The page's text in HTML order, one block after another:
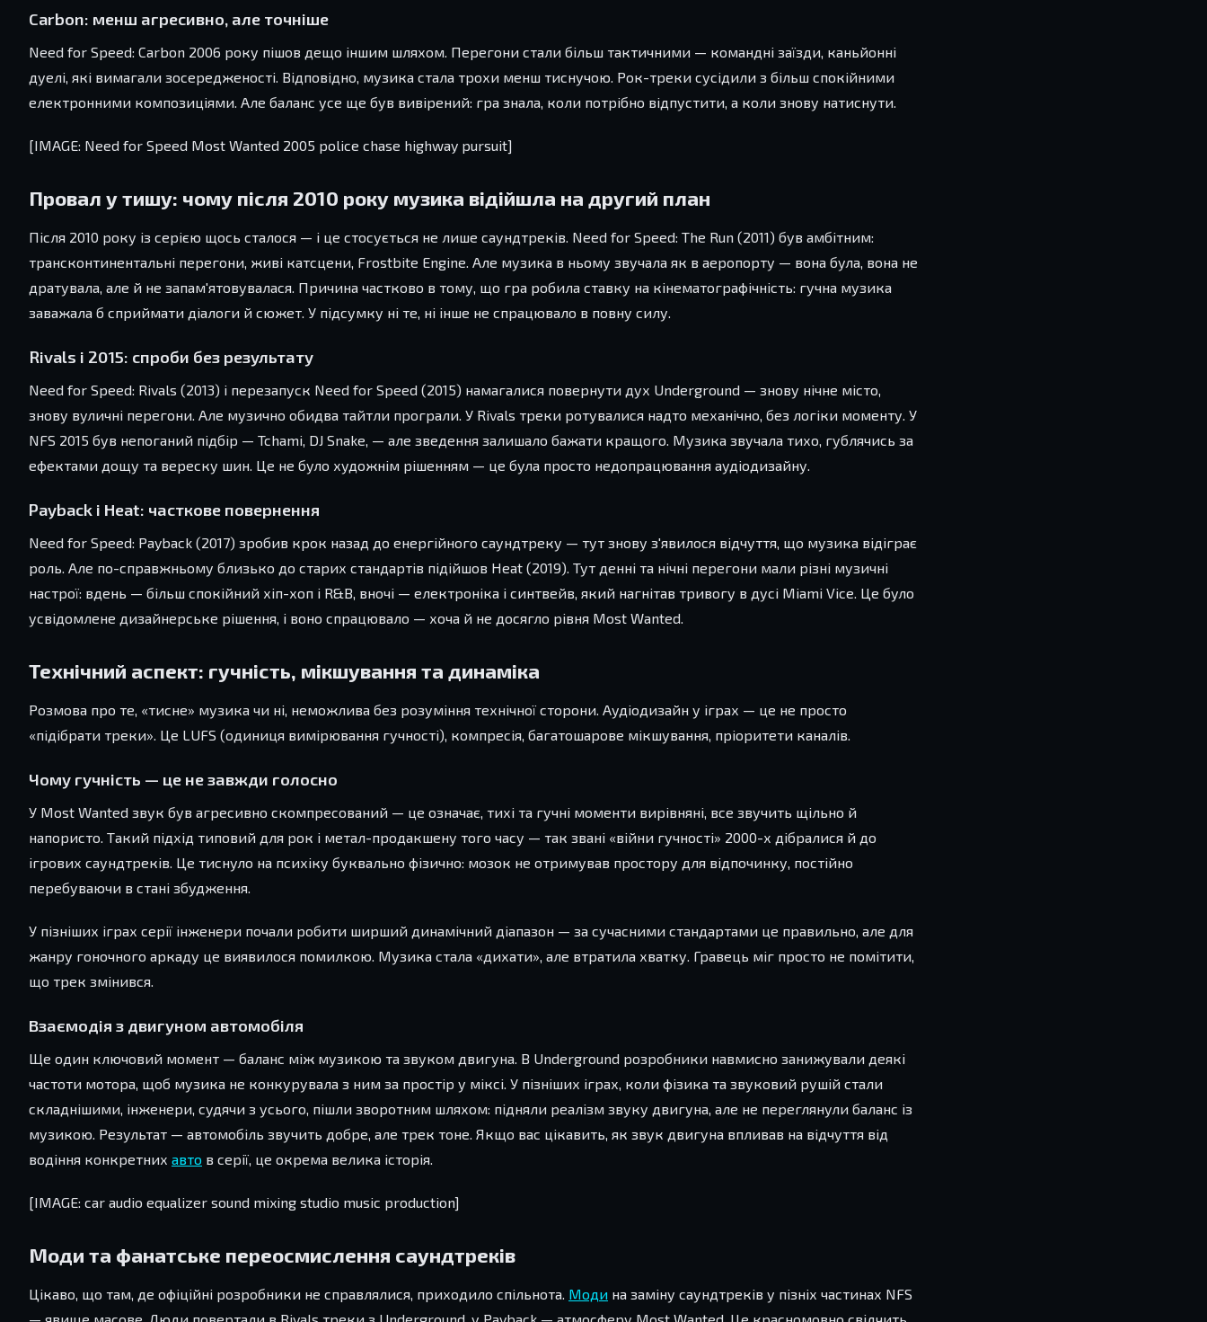
Carbon: менш агресивно, але точніше
Need for Speed: Carbon 2006 року пішов дещо іншим шляхом. Перегони стали більш тактичними — командні заїзди, каньйонні
дуелі, які вимагали зосередженості. Відповідно, музика стала трохи менш тиснучою. Рок-треки сусідили з більш спокійними
електронними композиціями. Але баланс усе ще був вивірений: гра знала, коли потрібно відпустити, а коли знову натиснути.
[IMAGE: Need for Speed Most Wanted 2005 police chase highway pursuit]
Провал у тишу: чому після 2010 року музика відійшла на другий план
Після 2010 року із серією щось сталося — і це стосується не лише саундтреків. Need for Speed: The Run (2011) був амбітним:
трансконтинентальні перегони, живі катсцени, Frostbite Engine. Але музика в ньому звучала як в аеропорту — вона була, вона не
дратувала, але й не запам'ятовувалася. Причина частково в тому, що гра робила ставку на кінематографічність: гучна музика
заважала б сприймати діалоги й сюжет. У підсумку ні те, ні інше не спрацювало в повну силу.
Rivals і 2015: спроби без результату
Need for Speed: Rivals (2013) і перезапуск Need for Speed (2015) намагалися повернути дух Underground — знову нічне місто,
знову вуличні перегони. Але музично обидва тайтли програли. У Rivals треки ротувалися надто механічно, без логіки моменту. У
NFS 2015 був непоганий підбір — Tchami, DJ Snake, — але зведення залишало бажати кращого. Музика звучала тихо, гублячись за
ефектами дощу та вереску шин. Це не було художнім рішенням — це була просто недопрацювання аудіодизайну.
Payback і Heat: часткове повернення
Need for Speed: Payback (2017) зробив крок назад до енергійного саундтреку — тут знову з'явилося відчуття, що музика відіграє
роль. Але по-справжньому близько до старих стандартів підійшов Heat (2019). Тут денні та нічні перегони мали різні музичні
настрої: вдень — більш спокійний хіп-хоп і R&B, вночі — електроніка і синтвейв, який нагнітав тривогу в дусі Miami Vice. Це було
усвідомлене дизайнерське рішення, і воно спрацювало — хоча й не досягло рівня Most Wanted.
Технічний аспект: гучність, мікшування та динаміка
Розмова про те, «тисне» музика чи ні, неможлива без розуміння технічної сторони. Аудіодизайн у іграх — це не просто
«підібрати треки». Це LUFS (одиниця вимірювання гучності), компресія, багатошарове мікшування, пріоритети каналів.
Чому гучність — це не завжди голосно
У Most Wanted звук був агресивно скомпресований — це означає, тихі та гучні моменти вирівняні, все звучить щільно й
напористо. Такий підхід типовий для рок і метал-продакшену того часу — так звані «війни гучності» 2000-х дібралися й до
ігрових саундтреків. Це тиснуло на психіку буквально фізично: мозок не отримував простору для відпочинку, постійно
перебуваючи в стані збудження.
У пізніших іграх серії інженери почали робити ширший динамічний діапазон — за сучасними стандартами це правильно, але для
жанру гоночного аркаду це виявилося помилкою. Музика стала «дихати», але втратила хватку. Гравець міг просто не помітити,
що трек змінився.
Взаємодія з двигуном автомобіля
Ще один ключовий момент — баланс між музикою та звуком двигуна. В Underground розробники навмисно занижували деякі
частоти мотора, щоб музика не конкурувала з ним за простір у міксі. У пізніших іграх, коли фізика та звуковий рушій стали
складнішими, інженери, судячи з усього, пішли зворотним шляхом: підняли реалізм звуку двигуна, але не переглянули баланс із
музикою. Результат — автомобіль звучить добре, але трек тоне. Якщо вас цікавить, як звук двигуна впливав на відчуття від
водіння конкретних авто в серії, це окрема велика історія.
[IMAGE: car audio equalizer sound mixing studio music production]
Моди та фанатське переосмислення саундтреків
Цікаво, що там, де офіційні розробники не справлялися, приходило спільнота. Моди на заміну саундтреків у пізніх частинах NFS